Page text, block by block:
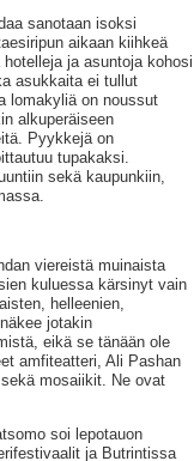
sanotaan isoksi
aikaan kiihkeä
ja asuntoja kohosi
asukkaita ei tullut
lomakyliä on noussut
alkuperäiseen
Pyykkejä on
tupakaksi.
sekä kaupunkiin,
viereistä muinaista
kuluessa kärsinyt vain
helleenien,
jotakin
eikä se tänään ole
amfiteatteri, Ali Pashan
mosaiikit. Ne ovat
soi lepotauon
ja Butrintissa